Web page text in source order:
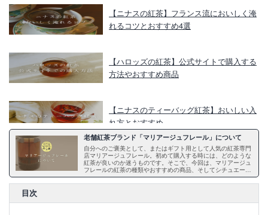
【ニナスの紅茶】フランス流においしく淹
れるコツとおすすめ4選
【ハロッズの紅茶】公式サイトで購入する
方法やおすすめ商品
【ニナスのティーバッグ紅茶】おいしい入
れ方とおすすめ
ハロッズの紅茶の魅力とギフトにおすすめ
の紅茶4選
老舗紅茶ブランド「マリアージュフレール」について
自分へのご褒美として、またはギフト用として人気の紅茶専門
店マリアージュフレール。初めて購入する時には、どのような
紅茶が良いのか迷うものです。そこで、今回は、マリアージュ
フレールの紅茶の種類やおすすめの商品、そしてシチュエーシ
ョン別に贈れる紅茶の種類を厳選してご紹介します。また、マ
リアージュフレールの商品を購入する方法や、おいしい紅茶の
目次